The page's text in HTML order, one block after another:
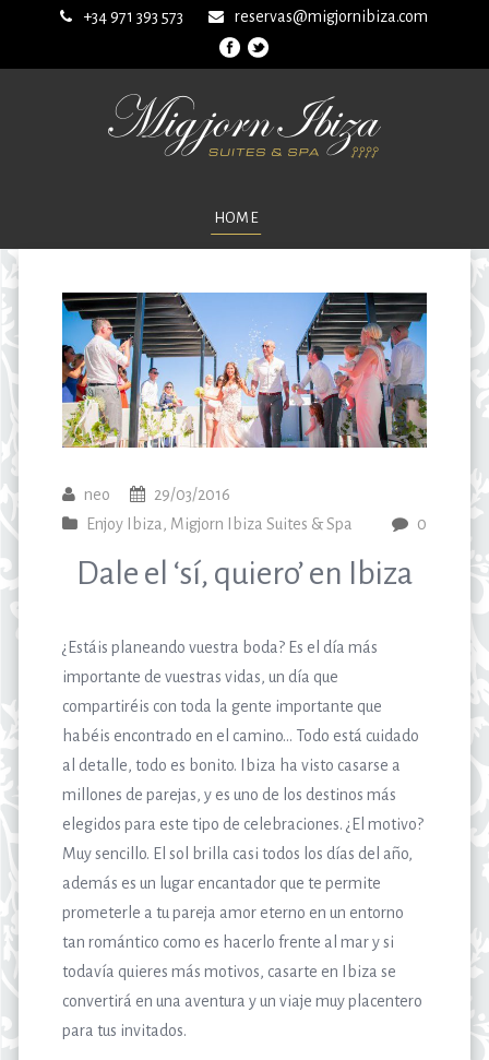
+34 971 393 573 reservas@migjornibiza.com
HOME
neo
29/03/2016
Enjoy Ibiza , Migjorn Ibiza Suites & Spa 0
Dale el ‘sí, quiero’ en Ibiza
¿Estáis planeando vuestra boda? Es el día más
importante de vuestras vidas, un día que
compartiréis con toda la gente importante que
habéis encontrado en el camino… Todo está cuidado
al detalle, todo es bonito. Ibiza ha visto casarse a
millones de parejas, y es uno de los destinos más
elegidos para este tipo de celebraciones. ¿El motivo?
Muy sencillo. El sol brilla casi todos los días del año,
además es un lugar encantador que te permite
prometerle a tu pareja amor eterno en un entorno
tan romántico como es hacerlo frente al mar y si
todavía quieres más motivos, casarte en Ibiza se
convertirá en una aventura y un viaje muy placentero
para tus invitados.